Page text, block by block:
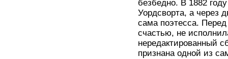
безбедно. В 1882
Уордсворта, а через
сама поэтесса.
счастью, не
нередактированный
признана одной из